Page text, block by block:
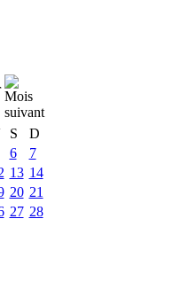
S
D
6
7
13 14
20 21
27 28